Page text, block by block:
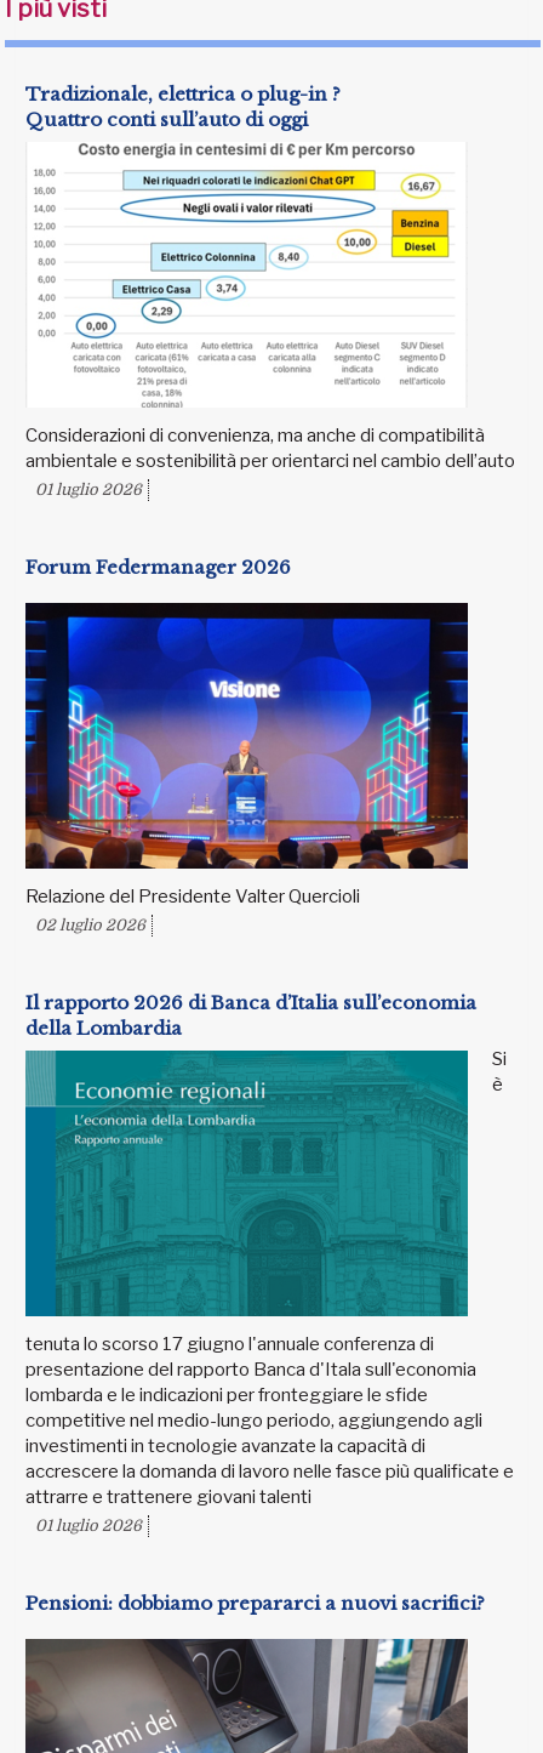
I più visti
Tradizionale, elettrica o plug-in ?
Quattro conti sull’auto di oggi
Considerazioni di convenienza, ma anche di compatibilità
ambientale e sostenibilità per orientarci nel cambio dell’auto
01 luglio 2026
Forum Federmanager 2026
Relazione del Presidente Valter Quercioli
02 luglio 2026
Il rapporto 2026 di Banca d’Italia sull’economia
della Lombardia
Si
è
tenuta lo scorso 17 giugno l'annuale conferenza di
presentazione del rapporto Banca d'Itala sull'economia
lombarda e le indicazioni per fronteggiare le sfide
competitive nel medio-lungo periodo, aggiungendo agli
investimenti in tecnologie avanzate la capacità di
accrescere la domanda di lavoro nelle fasce più qualificate e
attrarre e trattenere giovani talenti
01 luglio 2026
Pensioni: dobbiamo prepararci a nuovi sacrifici?